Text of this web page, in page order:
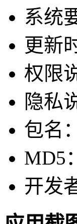
系统
更新
权限
隐私
包名
MD5
开发